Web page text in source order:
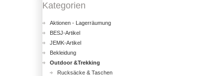
Kategorien
Aktionen - Lagerräumung
BESJ-Artikel
JEMK-Artikel
Bekleidung
Outdoor &Trekking
Rucksäcke & Taschen